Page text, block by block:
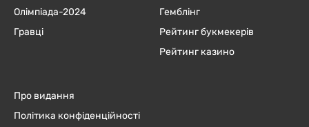
Олімпіада-2024
Гравці
Гемблінг
Рейтинг букмекерів
Рейтинг казино
Про видання
Політика конфіденційності